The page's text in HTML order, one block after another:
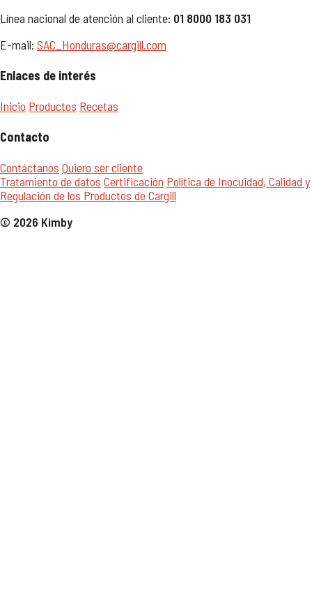
Línea nacional de atención al cliente: 01 8000 183 031
E-mail: SAC_Honduras@cargill.com
Enlaces de interés
Inicio Productos Recetas
Contacto
Contáctanos Quiero ser cliente
Tratamiento de datos Certificación Política de Inocuidad, Calidad y
Regulación de los Productos de Cargill
© 2026 Kimby